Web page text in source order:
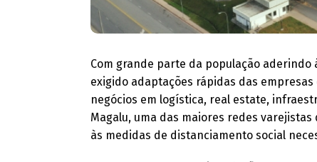
Com grande parte da população
exigido adaptações rápidas das empresas
negócios em logística, real estate,
Magalu, uma das maiores redes
às medidas de distanciamento social